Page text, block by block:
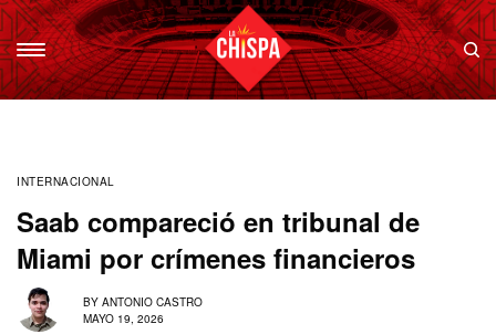
INTERNACIONAL
Saab compareció en tribunal de
Miami por crímenes financieros
BY ANTONIO CASTRO
MAYO 19, 2026